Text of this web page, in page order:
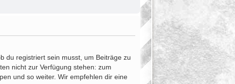
du registriert sein musst, um Beiträge zu
nicht zur Verfügung stehen: zum
und so weiter. Wir empfehlen dir eine